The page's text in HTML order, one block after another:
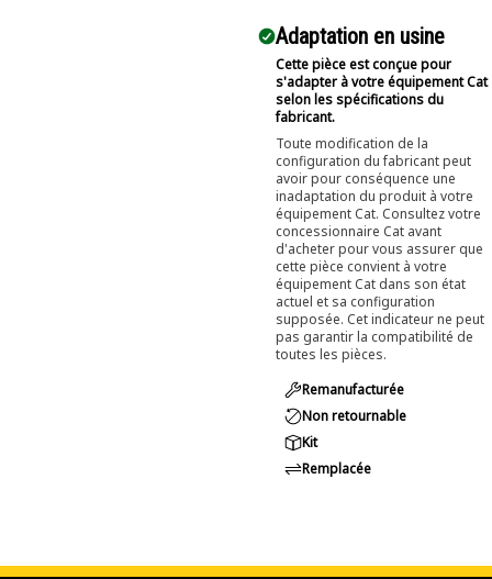
Adaptation en usine
Cette pièce est conçue pour
s'adapter à votre équipement Cat
selon les spécifications du
fabricant.
Toute modification de la
configuration du fabricant peut
avoir pour conséquence une
inadaptation du produit à votre
équipement Cat. Consultez votre
concessionnaire Cat avant
d'acheter pour vous assurer que
cette pièce convient à votre
équipement Cat dans son état
actuel et sa configuration
supposée. Cet indicateur ne peut
pas garantir la compatibilité de
toutes les pièces.
Remanufacturée
Non retournable
Kit
Remplacée